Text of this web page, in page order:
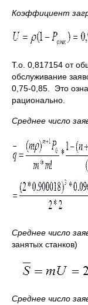
Коэффициент
Т.о. 0,817154 от
обслуживание
0,75-0,85. Это
рационально.
Среднее число
Среднее число
занятых станков)
Среднее число